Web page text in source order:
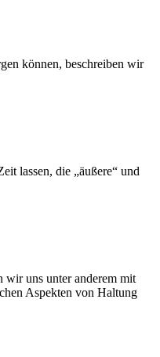
können, beschreiben wir
lassen, die „äußere“ und
wir uns unter anderem mit
Aspekten von Haltung